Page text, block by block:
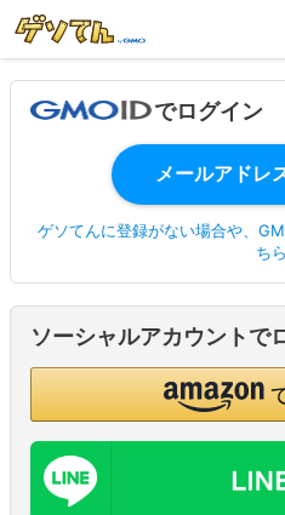
でログイン
ゲソてんに登録がない場合や、
ちら
ソーシャルアカウントで